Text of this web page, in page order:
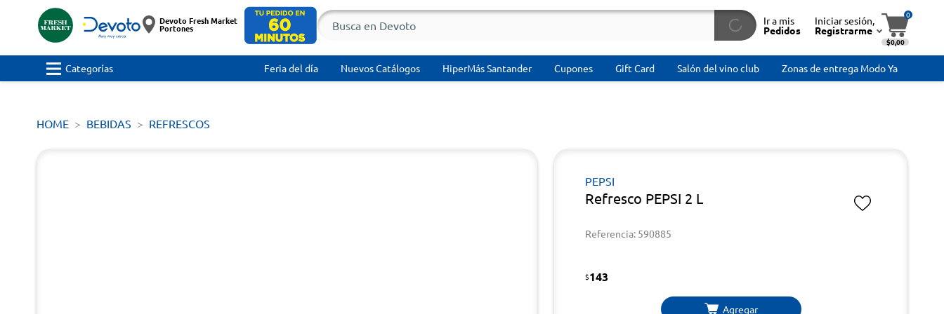
Devoto Fresh Market
Portones
Ir a mis
Pedidos
Iniciar sesión,
Registrarme
0
$0,00
Categorías Feria del día Nuevos Catálogos HiperMás Santander Cupones Gift Card Salón del vino club Zonas de entrega Modo Ya
HOME BEBIDAS REFRESCOS
PEPSI
Refresco PEPSI 2 L
Referencia: 590885
$143
Agregar